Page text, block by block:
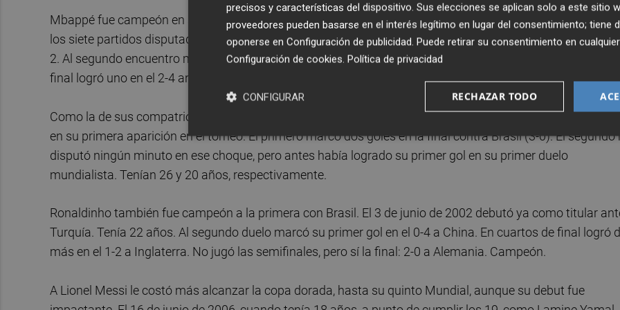
Mbappé fue campeón en su estreno, con 19 años en Rusia 2018. Fue su incursión en esta competición,
los siete partidos disputados hasta la final. El 16 de junio de 2018 debutó contra Australia, en el triunfo
2. Al segundo encuentro marcó gol, en el 0-1 a Perú. En octavos sumó otros dos ante Argentina (3-4). Y en
final logró uno en el 2-4 ante Croacia. La mejor irrupción posible en un Mundial.
Como la de sus compatriotas Zinedine Zidane o Thierry Henry en Francia 1998, campeones ante su
en su primera aparición en el torneo. El primero marcó dos goles en la final contra Brasil (3-0). El segundo
disputó ningún minuto en ese choque, pero antes había logrado su primer gol en su primer duelo
mundialista. Tenían 26 y 20 años, respectivamente.
Ronaldinho también fue campeón a la primera con Brasil. El 3 de junio de 2002 debutó ya como titular
Turquía. Tenía 22 años. Al segundo duelo marcó su primer gol en el 0-4 a China. En cuartos de final logró
más en el 1-2 a Inglaterra. No jugó las semifinales, pero sí la final: 2-0 a Alemania. Campeón.
A Lionel Messi le costó más alcanzar la copa dorada, hasta su quinto Mundial, aunque su debut fue
precisos y características del dispositivo. Sus elecciones se aplican solo a este sitio
proveedores pueden basarse en el interés legítimo en lugar del consentimiento; tiene
oponerse en Configuración de publicidad. Puede retirar su consentimiento en
Configuración de cookies. Política de privacidad
RECHAZAR TODO
CONFIGURAR